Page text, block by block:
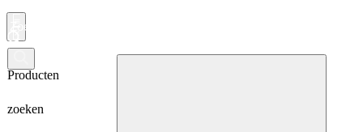
Producten
zoeken